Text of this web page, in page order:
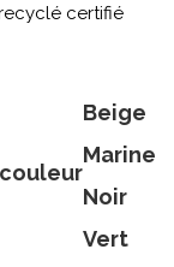
certifié
Beige
Marine
Noir
Vert